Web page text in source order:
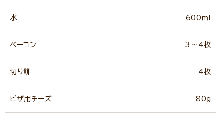
水 600ｍｌ
ベーコン 3～4枚
切り餅 4枚
ピザ用チーズ 80ｇ